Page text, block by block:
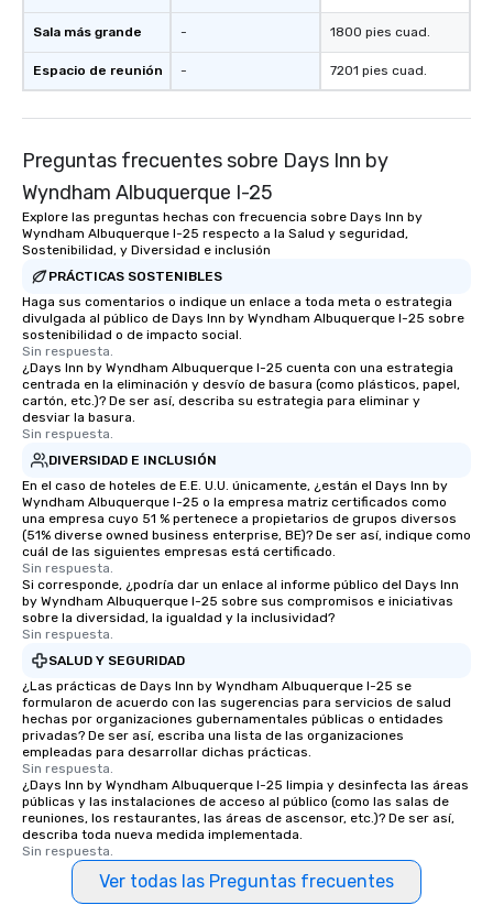
Sala más grande
Espacio de reunión
-
-
1800 pies cuad.
7201 pies cuad.
Preguntas frecuentes sobre Days Inn by
Wyndham Albuquerque I-25
Explore las preguntas hechas con frecuencia sobre Days Inn by
Wyndham Albuquerque I-25 respecto a la Salud y seguridad,
Sostenibilidad, y Diversidad e inclusión
PRÁCTICAS SOSTENIBLES
Haga sus comentarios o indique un enlace a toda meta o estrategia
divulgada al público de Days Inn by Wyndham Albuquerque I-25 sobre
sostenibilidad o de impacto social.
Sin respuesta.
¿Days Inn by Wyndham Albuquerque I-25 cuenta con una estrategia
centrada en la eliminación y desvío de basura (como plásticos, papel,
cartón, etc.)? De ser así, describa su estrategia para eliminar y
desviar la basura.
Sin respuesta.
DIVERSIDAD E INCLUSIÓN
En el caso de hoteles de E.E. U.U. únicamente, ¿están el Days Inn by
Wyndham Albuquerque I-25 o la empresa matriz certificados como
una empresa cuyo 51 % pertenece a propietarios de grupos diversos
(51% diverse owned business enterprise, BE)? De ser así, indique como
cuál de las siguientes empresas está certificado.
Sin respuesta.
Si corresponde, ¿podría dar un enlace al informe público del Days Inn
by Wyndham Albuquerque I-25 sobre sus compromisos e iniciativas
sobre la diversidad, la igualdad y la inclusividad?
Sin respuesta.
SALUD Y SEGURIDAD
¿Las prácticas de Days Inn by Wyndham Albuquerque I-25 se
formularon de acuerdo con las sugerencias para servicios de salud
hechas por organizaciones gubernamentales públicas o entidades
privadas? De ser así, escriba una lista de las organizaciones
empleadas para desarrollar dichas prácticas.
Sin respuesta.
¿Days Inn by Wyndham Albuquerque I-25 limpia y desinfecta las áreas
públicas y las instalaciones de acceso al público (como las salas de
reuniones, los restaurantes, las áreas de ascensor, etc.)? De ser así,
describa toda nueva medida implementada.
Sin respuesta.
Ver todas las Preguntas frecuentes